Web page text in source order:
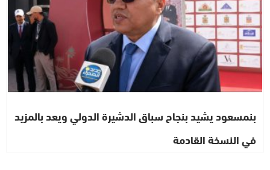
بنمسعود يشيد بنجاح سباق الدشيرة الدولي ويعد بالمزيد
في النسخة القادمة